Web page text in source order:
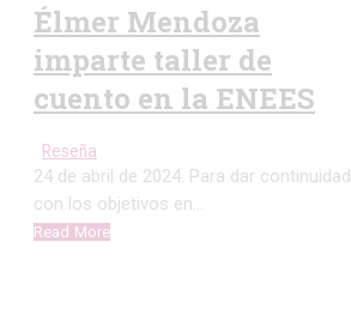
Élmer Mendoza
imparte taller de
cuento en la ENEES
Reseña
24 de abril de 2024. Para dar continuidad
con los objetivos en…
Read More